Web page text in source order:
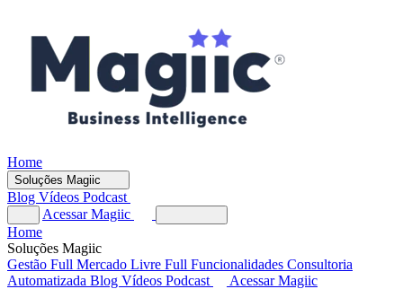
Home
Soluções Magiic
Blog Vídeos Podcast
Acessar Magiic
Home
Soluções Magiic
Gestão Full Mercado Livre Full Funcionalidades Consultoria
Automatizada Blog Vídeos Podcast
Acessar Magiic